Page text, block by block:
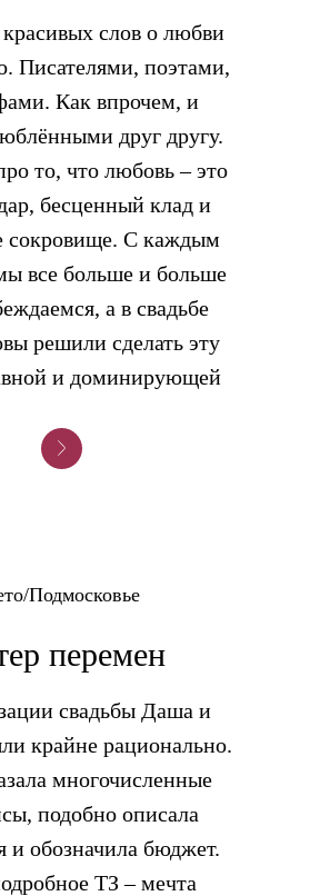
слов о любви
Писателями, поэтами,
Как впрочем, и
друг другу.
то, что любовь – это
бесценный клад и
сокровище. С каждым
все больше и больше
а в свадьбе
решили сделать эту
и доминирующей
Подмосковье
перемен
свадьбы Даша и
крайне рационально.
многочисленные
подобно описала
и обозначила бюджет.
ТЗ – мечта